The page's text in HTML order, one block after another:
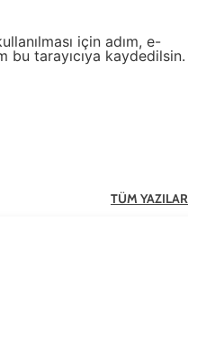
için adım, e-
bu tarayıcıya kaydedilsin.
TÜM YAZILAR